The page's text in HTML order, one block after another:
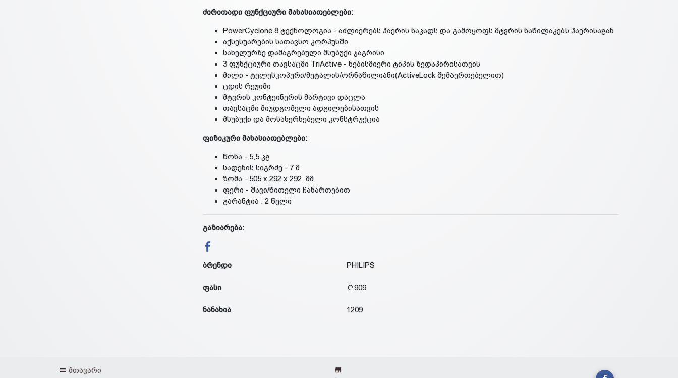
ძირითადი ფუნქციური მახასიათებლები:
PowerCyclone 8 ტექნოლოგია - აძლიერებს ჰაერის ნაკადს და გამოყოფს მტვრის ნაწილაკებს ჰაერისაგან
აქსესუარების სათავსო კორპუსში
სახელურზე დამაგრებული მსუბუქი ჯაგრისი
3 ფუნქციური თავსაცმი TriActive - ნებისმიერი ტიპის ზედაპირისათვის
მილი - ტელესკოპური/მეტალის/ორნაწილიანი(ActiveLock შემაერთებელით)
ცდის რეჟიმი
მტვრის კონტეინერის მარტივი დაცლა
თავსაცმი მიუდგომელი ადგილებისათვის
მსუბუქი და მოსახერხებელი კონსტრუქცია
ფიზიკური მახასიათებლები:
წონა - 5,5 კგ
სადენის სიგრძე - 7 მ
ზომა - 505 x 292 x 292 მმ
ფერი - შავი/წითელი ჩანართებით
გარანტია : 2 წელი
გაზიარება:
ბრენდი PHILIPS
ფასი 909
ნანახია 1209
მთავარი